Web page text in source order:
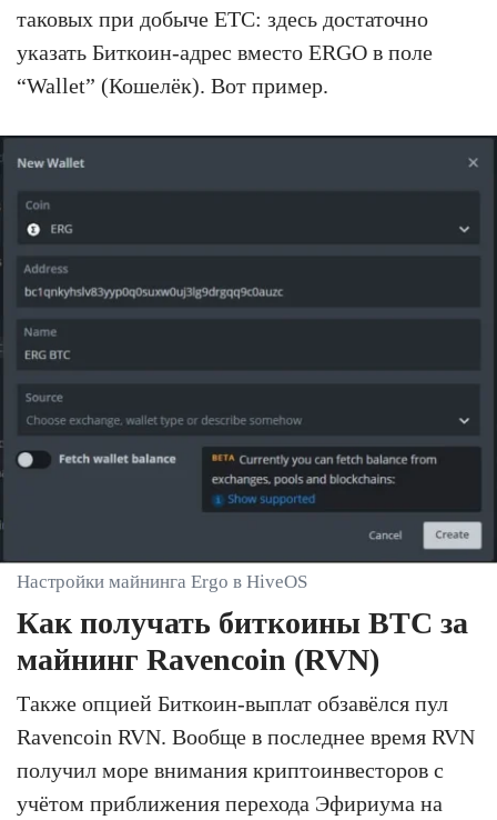
таковых при добыче ETC: здесь достаточно
указать Биткоин-адрес вместо ERGO в поле
“Wallet” (Кошелёк). Вот пример.
Настройки майнинга Ergo в HiveOS
Как получать биткоины BTC за
майнинг Ravencoin (RVN)
Также опцией Биткоин-выплат обзавёлся пул
Ravencoin RVN. Вообще в последнее время RVN
получил море внимания криптоинвесторов с
учётом приближения перехода Эфириума на